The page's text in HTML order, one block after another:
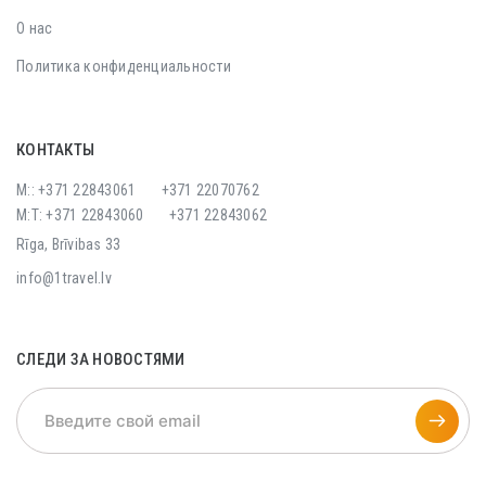
О нас
Политика конфиденциальности
КОНТАКТЫ
M:: +371 22843061
+371 22070762
M:T: +371 22843060
+371 22843062
Rīga, Brīvibas 33
info@1travel.lv
СЛЕДИ ЗА НОВОСТЯМИ